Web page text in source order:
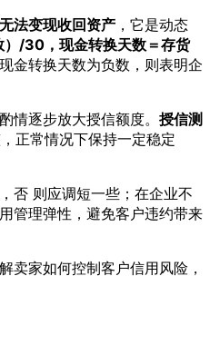
法变现收回资产 ，它是动态
）/30，现金转换天数＝存货
金转换天数为负数，则表明企
逐步放大授信额度。 授信测
正常情况下保持一定稳定
否 则应调短一些；在企业不
管理弹性，避免客户违约带来
卖家如何控制客户信用风险，